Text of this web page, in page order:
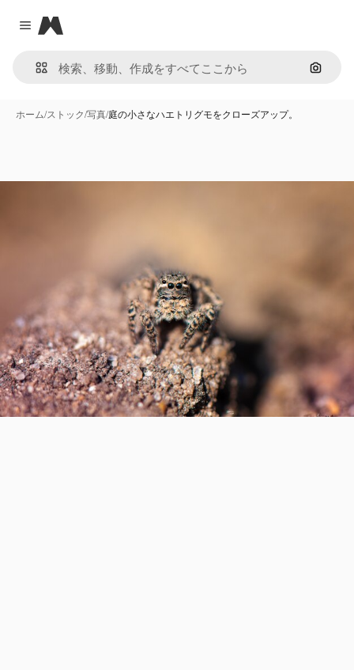
Close menu
Magnific
画像で
ホーム/ストック/写真/庭の小さなハエトリグモをクローズアップ。